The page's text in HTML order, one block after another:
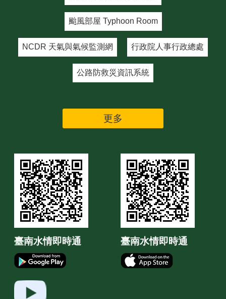
颱風部屋 Typhoon Room
NCDR 天氣與氣候監測網 行政院人事行政總處
公路防救災資訊系統
更多
臺南水情即時通 臺南水情即時通